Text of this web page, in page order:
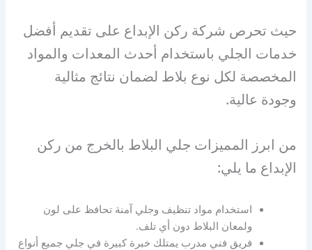
حيث تحرص شركة ركن الإبداع على تقديم أفضل
خدمات الجلي باستخدام أحدث المعدات والمواد
المخصصة لكل نوع بلاط لضمان نتائج مثالية
وجودة عالية.
من ابرز المميزات جلي البلاط بالخرج من ركن
الإبداع ما يلي:
استخدام مواد تنظيف وجلي آمنة تحافظ على لون
ولمعان البلاط دون أي تلف.
فريق فني مدرب يمتلك خبرة كبيرة في جلي جميع أنواع